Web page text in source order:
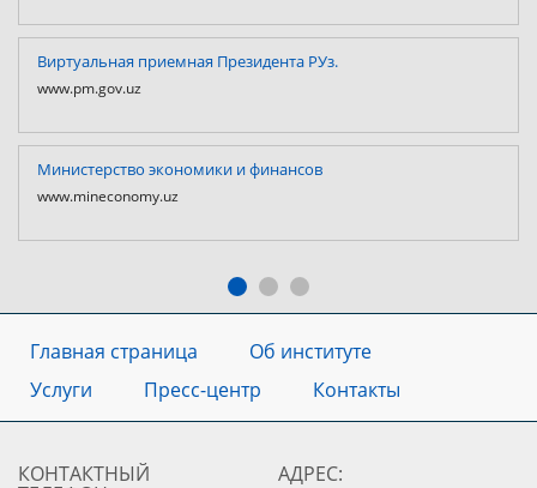
Виртуальная приемная Президента РУз.
www.pm.gov.uz
Министерство экономики и финансов
www.mineconomy.uz
Главная страница
Об институте
Услуги
Пресс-центр Контакты
КОНТАКТНЫЙ АДРЕС: